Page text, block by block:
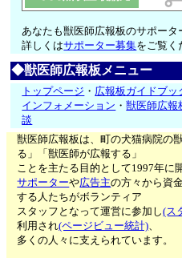
あなたも獣医師広報板のサポータ
詳しくはサポーター募集をご覧く
◆獣医師広報板メニュー
トップページ ・ 広報板ガイドブッ
インフォメーション ・獣医師広報
談
獣医師広報板は、町の犬猫病院の
る」「獣医師が広報する」
ことを主たる目的として1997年に
サポーターや広告主の方々から資
する人たちがボランティア
スタッフとなって運営に参加し(ス
利用され(ページビュー統計)、
多くの人々に支えられています。